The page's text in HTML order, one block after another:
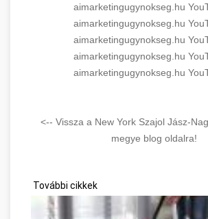
aimarketingugynokseg.hu
aimarketingugynokseg.hu
aimarketingugynokseg.hu
aimarketingugynokseg.hu
aimarketingugynokseg.hu
<-- Vissza a New York Szajol Jász-
megye blog oldalra!
További cikkek